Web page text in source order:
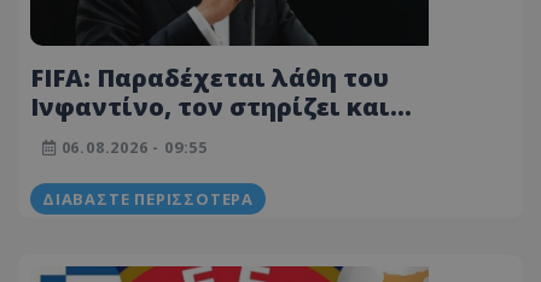
FIFA: Παραδέχεται λάθη του
Ινφαντίνο, τον στηρίζει και
ξεκαθαρίζει ότι... «δεν θα δεχθούμε
καμία επίθεση»
06.08.2026 - 09:55
ΔΙΑΒΆΣΤΕ ΠΕΡΙΣΣΌΤΕΡΑ